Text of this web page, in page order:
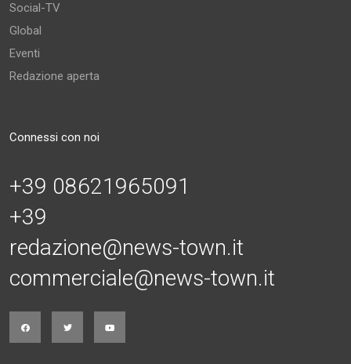
Social-TV
Global
Eventi
Redazione aperta
Connessi con noi
+39 08621965091
+39
redazione@news-town.it
commerciale@news-town.it